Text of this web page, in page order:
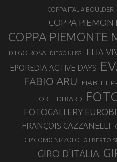
COPPA ITALIA BOULDER
COPPA
COPPA PIEMONTE
DIEGO ROSA DIEGO ULISSI ELIA
EPOREDIA ACTIVE DAYS
FABIO ARU FIAB
FORTE DI BARD
FOTOGALLERY
FRANÇOIS CAZZANELLI
GIACOMO NIZZOLO GILBERTO
GIRO D'ITALIA